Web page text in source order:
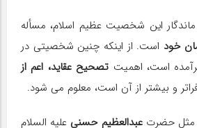
این شخصیت عظیم اسلام، مسأله
خود است. از اینکه چنین شخصیتی در
است، اهمیت تصحیح عقاید، اعم از
و بیشتر از آن است، معلوم می شود.
مثل حضرتعبدالعظیم حسنی علیه السلام